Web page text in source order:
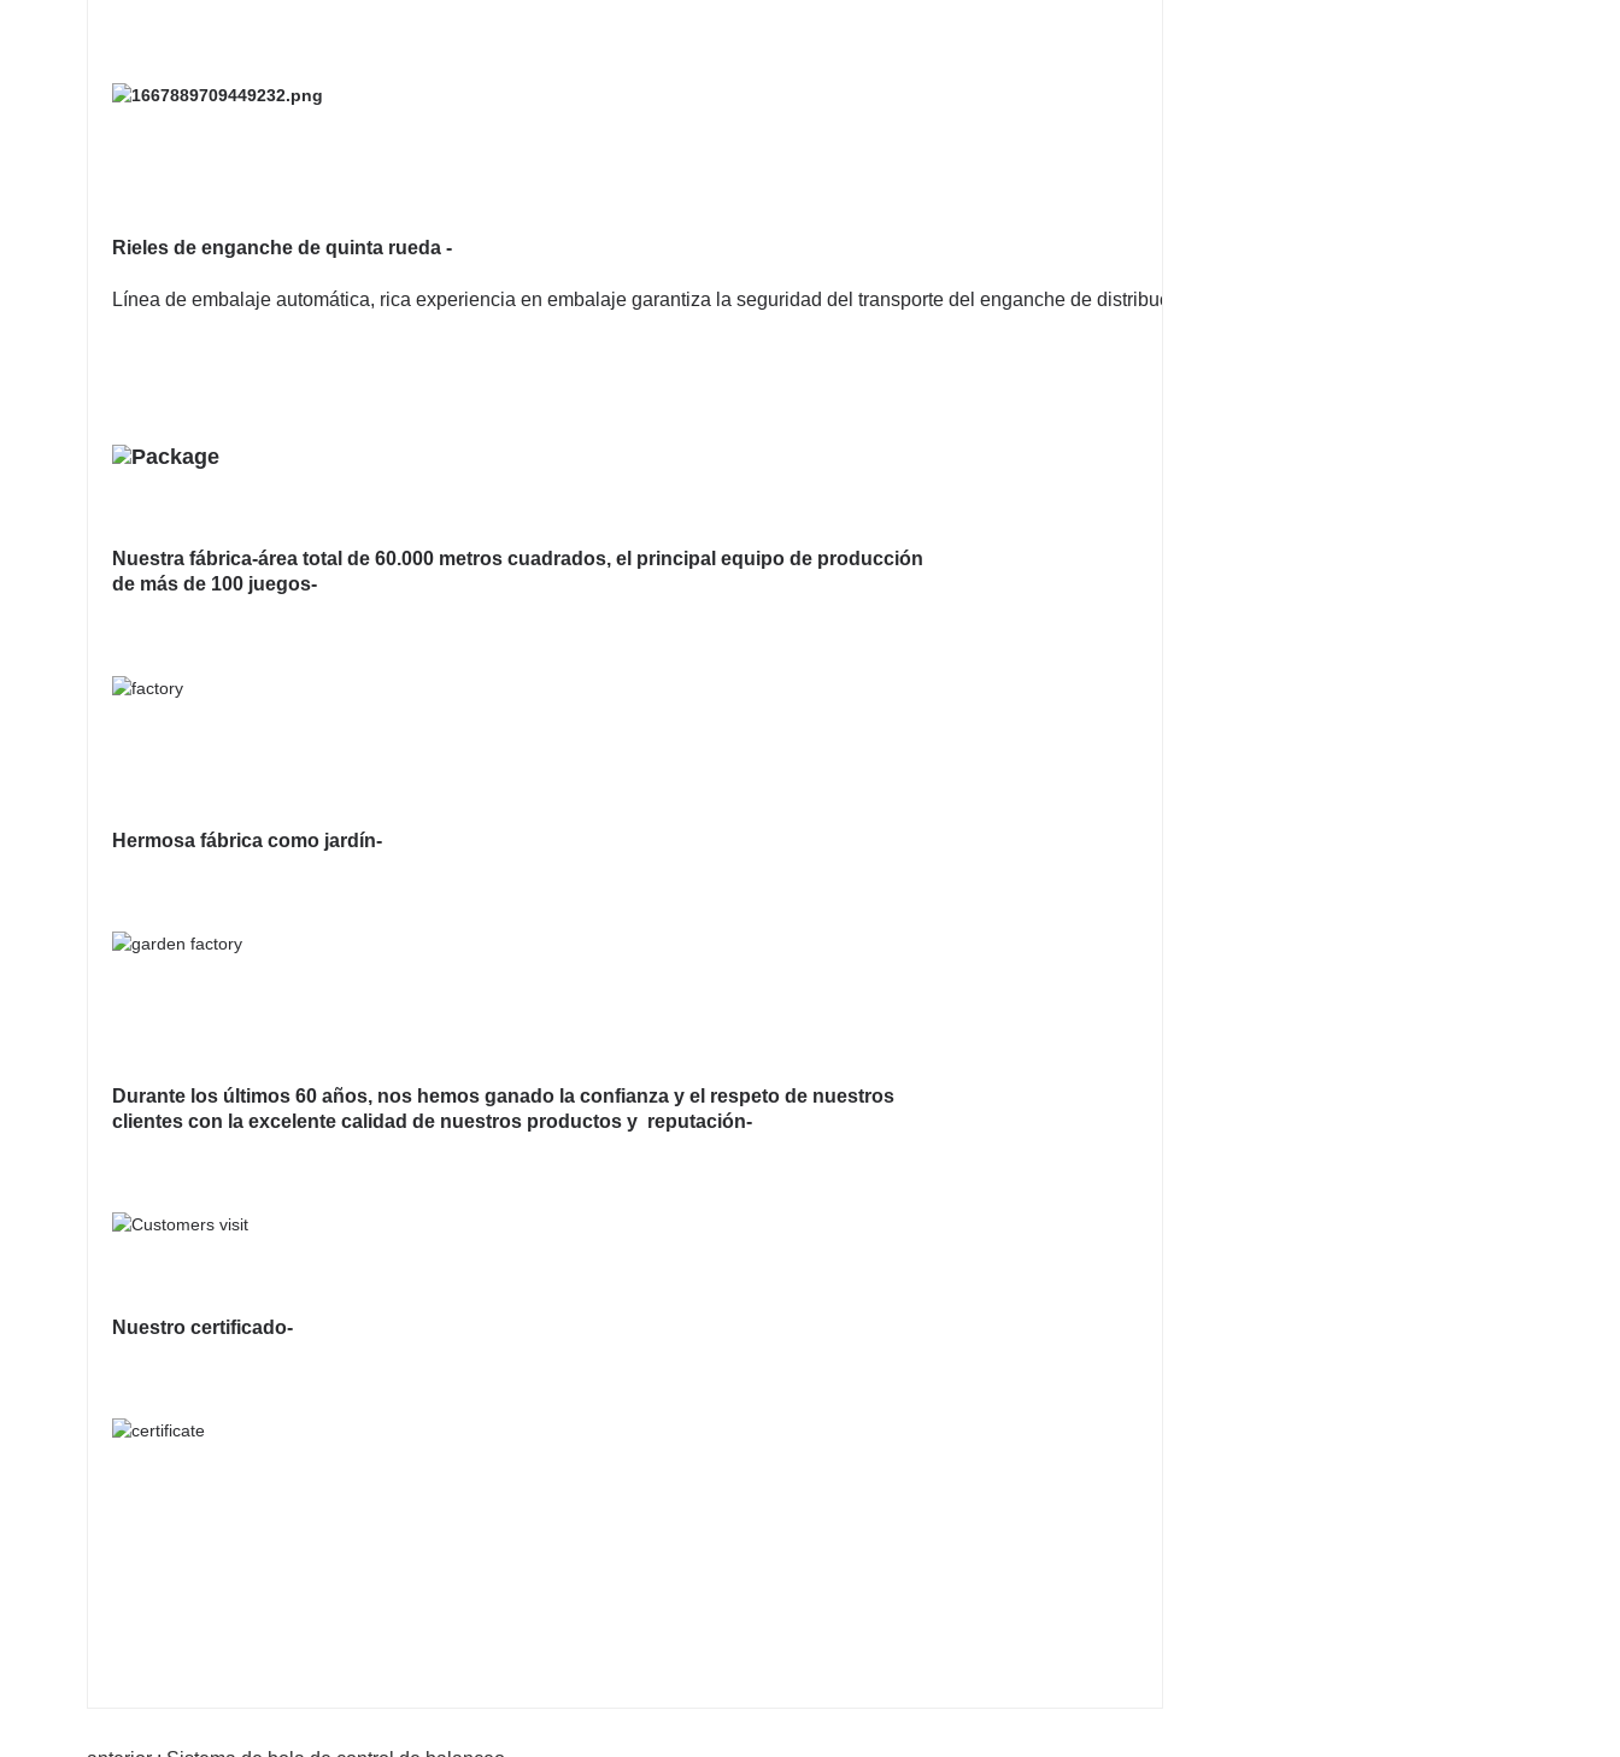
Rieles de enganche de quinta rueda -
Línea de embalaje automática, rica experiencia en embalaje garantiza la seguridad del transporte del enganche de distribución de peso de barra redonda.
Nuestra fábrica-área total de 60.000 metros cuadrados, el principal equipo de producción
de más de 100 juegos-
Hermosa fábrica como jardín-
Durante los últimos 60 años, nos hemos ganado la confianza y el respeto de nuestros
clientes con la excelente calidad de nuestros productos y reputación-
Nuestro certificado-